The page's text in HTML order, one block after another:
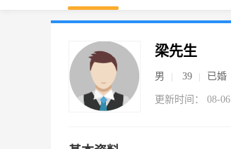
梁先生
男 39 已婚
更新时间： 08-06